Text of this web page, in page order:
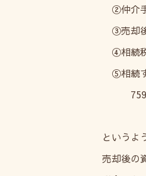
②仲介
③売却
④相続
⑤相続す
7590
というよ
売却後の